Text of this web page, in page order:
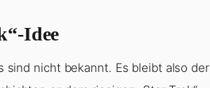
Idee
sind nicht bekannt. Es bleibt also der